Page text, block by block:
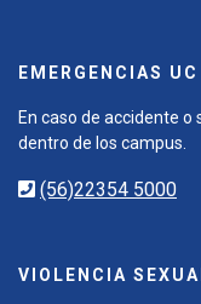
EMERGENCIAS UC
En caso de accidente
dentro de los campus.
(56)22354 5000
VIOLENCIA